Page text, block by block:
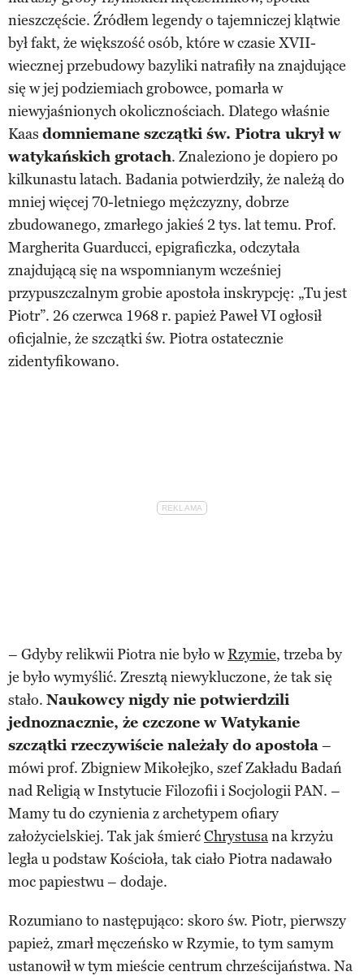
nieszczęście. Źródłem legendy o tajemniczej klątwie
był fakt, że większość osób, które w czasie XVII-
wiecznej przebudowy bazyliki natrafiły na znajdujące
się w jej podziemiach grobowce, pomarła w
niewyjaśnionych okolicznościach. Dlatego właśnie
Kaas domniemane szczątki św. Piotra ukrył w
watykańskich grotach. Znaleziono je dopiero po
kilkunastu latach. Badania potwierdziły, że należą do
mniej więcej 70-letniego mężczyzny, dobrze
zbudowanego, zmarłego jakieś 2 tys. lat temu. Prof.
Margherita Guarducci, epigraficzka, odczytała
znajdującą się na wspomnianym wcześniej
przypuszczalnym grobie apostoła inskrypcję: „Tu jest
Piotr”. 26 czerwca 1968 r. papież Paweł VI ogłosił
oficjalnie, że szczątki św. Piotra ostatecznie
zidentyfikowano.
– Gdyby relikwii Piotra nie było wRzymie, trzeba by
je było wymyślić. Zresztą niewykluczone, że tak się
stało. Naukowcy nigdy nie potwierdzili
jednoznacznie, że czczone w Watykanie
szczątki rzeczywiście należały do apostoła–
mówi prof. Zbigniew Mikołejko, szef Zakładu Badań
nad Religią w Instytucie Filozofii i Socjologii PAN. –
Mamy tu do czynienia z archetypem ofiary
założycielskiej. Tak jak śmierćChrystusana krzyżu
legła u podstaw Kościoła, tak ciało Piotra nadawało
moc papiestwu – dodaje.
Rozumiano to następująco: skoro św. Piotr, pierwszy
papież, zmarł męczeńsko w Rzymie, to tym samym
ustanowił w tym mieście centrum chrześcijaństwa. Na